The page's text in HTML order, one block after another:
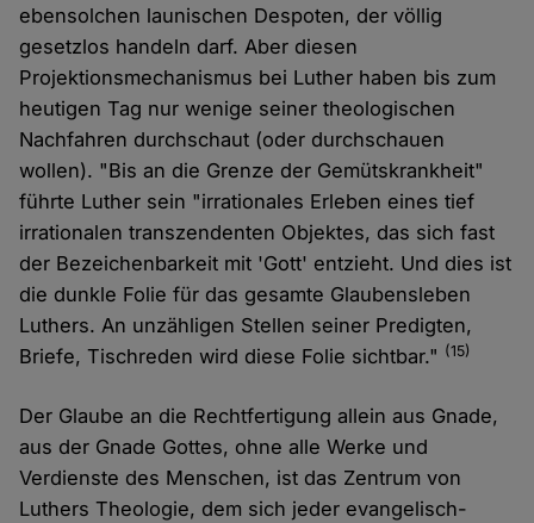
ebensolchen launischen Despoten, der völlig
gesetzlos handeln darf. Aber diesen
Projektionsmechanismus bei Luther haben bis zum
heutigen Tag nur wenige seiner theologischen
Nachfahren durchschaut (oder durchschauen
wollen). "Bis an die Grenze der Gemütskrankheit"
führte Luther sein "irrationales Erleben eines tief
irrationalen transzendenten Objektes, das sich fast
der Bezeichenbarkeit mit 'Gott' entzieht. Und dies ist
die dunkle Folie für das gesamte Glaubensleben
Luthers. An unzähligen Stellen seiner Predigten,
Briefe, Tischreden wird diese Folie sichtbar." (15)
Der Glaube an die Rechtfertigung allein aus Gnade,
aus der Gnade Gottes, ohne alle Werke und
Verdienste des Menschen, ist das Zentrum von
Luthers Theologie, dem sich jeder evangelisch-